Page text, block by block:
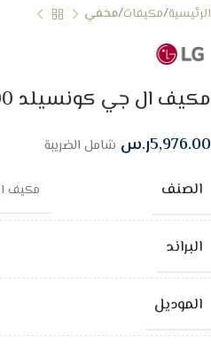
الرئيسية مكيفات مخفي
مكيف ال جي كونسيلد 21400 وحدة – بارد
5,976.00ر.س شامل الضريبة
الصنف مكيف ال جي
البراند
الموديل